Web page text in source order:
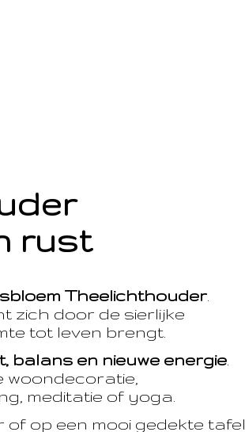
rust
Theelichthouder.
zich door de sierlijke
tot leven brengt.
balans en nieuwe energie.
meditatie of yoga.
op een mooi gedekte tafel,